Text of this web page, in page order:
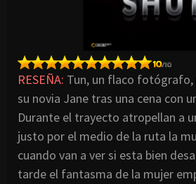
RESEÑA: Tun, un flaco fotógrafo,
su novia Jane tras una cena con
Durante el trayecto atropellan a
justo por el medio de la ruta la
cuando van a ver si esta bien
tarde el fantasma de la mujer